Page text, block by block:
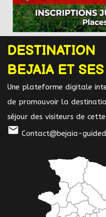
DESTINATION
BEJAIA ET
Une plateforme digitale
de promouvoir la
séjour des visiteurs de
mail Contact@bejaia-